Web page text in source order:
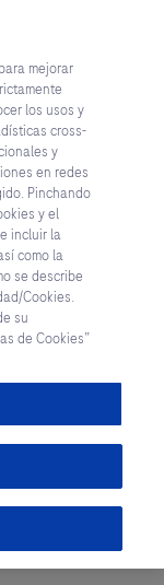
mejorar
los usos y
cross-
y
en redes
Pinchando
y el
incluir la
como la
se describe
Cookies.
su
de Cookies”